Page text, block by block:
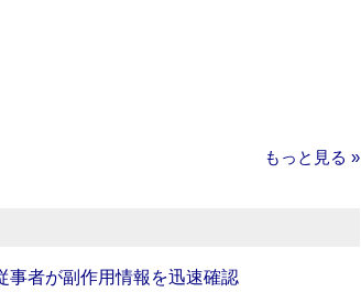
もっと見る »
事者が副作用情報を迅速確認